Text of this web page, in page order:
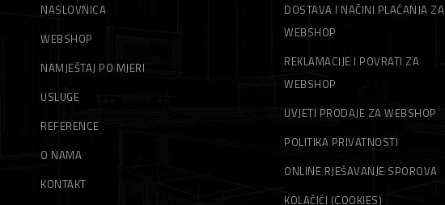
NASLOVNICA
WEBSHOP
NAMJEŠTAJ PO MJERI
USLUGE
REFERENCE
O NAMA
KONTAKT
DOSTAVA I NAČINI PLAĆANJA ZA
WEBSHOP
REKLAMACIJE I POVRATI ZA
WEBSHOP
UVJETI PRODAJE ZA WEBSHOP
POLITIKA PRIVATNOSTI
ONLINE RJEŠAVANJE SPOROVA
KOLAČIĆI (COOKIES)